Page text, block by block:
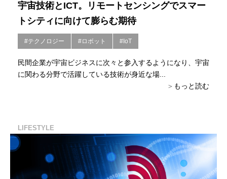
宇宙技術とICT。リモートセンシングでスマー
トシティに向けて膨らむ期待
#テクノロジー #ロボット #IoT
民間企業が宇宙ビジネスに次々と参入するようになり、宇宙
に関わる分野で活躍している技術が身近な場...
もっと読む
LIFESTYLE